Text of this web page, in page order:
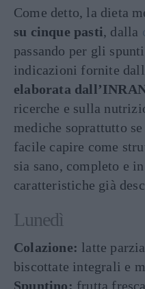
Come detto, la dieta
su cinque pasti, dalla
passando per gli
indicazioni fornite
elaborata
ricerche e sulla
mediche soprattutto
facile capire come
sia sano, completo e
caratteristiche già
Lunedì
Colazione: latte
biscottate integrali e
Spuntino: frutta